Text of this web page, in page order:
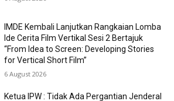
IMDE Kembali Lanjutkan Rangkaian Lomba
Ide Cerita Film Vertikal Sesi 2 Bertajuk
“From Idea to Screen: Developing Stories
for Vertical Short Film”
6 August 2026
Ketua IPW : Tidak Ada Pergantian Jenderal